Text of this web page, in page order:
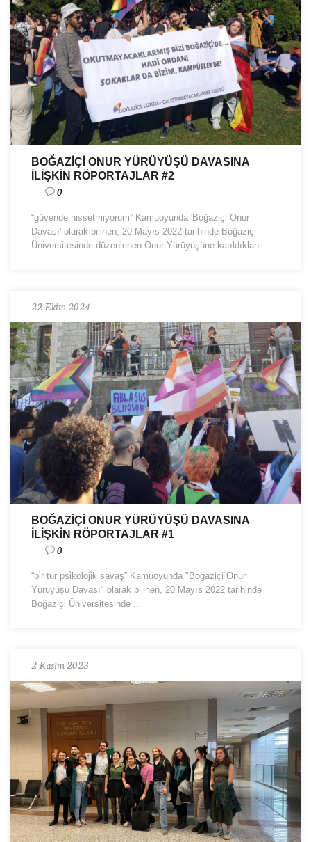
BOĞAZİÇİ ONUR YÜRÜYÜŞÜ DAVASINA
İLİŞKİN RÖPORTAJLAR #2
0
“güvende hissetmiyorum” Kamuoyunda 'Boğaziçi Onur
Davası' olarak bilinen, 20 Mayıs 2022 tarihinde Boğaziçi
Üniversitesinde düzenlenen Onur Yürüyüşüne katıldıkları ...
22 Ekim 2024
BOĞAZİÇİ ONUR YÜRÜYÜŞÜ DAVASINA
İLİŞKİN RÖPORTAJLAR #1
0
“bi̇r tür psi̇koloji̇k savaş” Kamuoyunda "Boğaziçi Onur
Yürüyüşü Davası" olarak bilinen, 20 Mayıs 2022 tarihinde
Boğaziçi Üniversitesinde ...
2 Kasım 2023